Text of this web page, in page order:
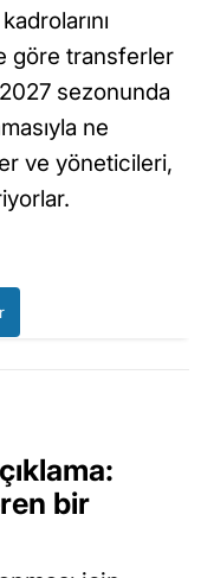
göre transferler
sezonunda
ne
ve yöneticileri,
bir